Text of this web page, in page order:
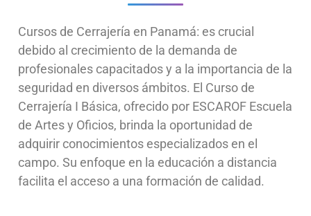
Cursos de Cerrajería en Panamá: es crucial
debido al crecimiento de la demanda de
profesionales capacitados y a la importancia de la
seguridad en diversos ámbitos. El Curso de
Cerrajería I Básica, ofrecido por ESCAROF Escuela
de Artes y Oficios, brinda la oportunidad de
adquirir conocimientos especializados en el
campo. Su enfoque en la educación a distancia
facilita el acceso a una formación de calidad.